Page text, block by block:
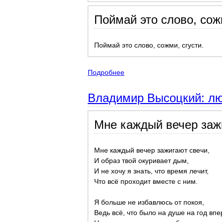
Поймай это слово,
Поймай это слово, сожми, сгусти.
Подробнее
Владимир Высоцкий:
Мне каждый вечер
Мне каждый вечер зажигают свечи,
И образ твой окуривает дым,
И не хочу я знать, что время лечит,
Что всё проходит вместе с ним.
Я больше не избавлюсь от покоя,
Ведь всё, что было на душе на год